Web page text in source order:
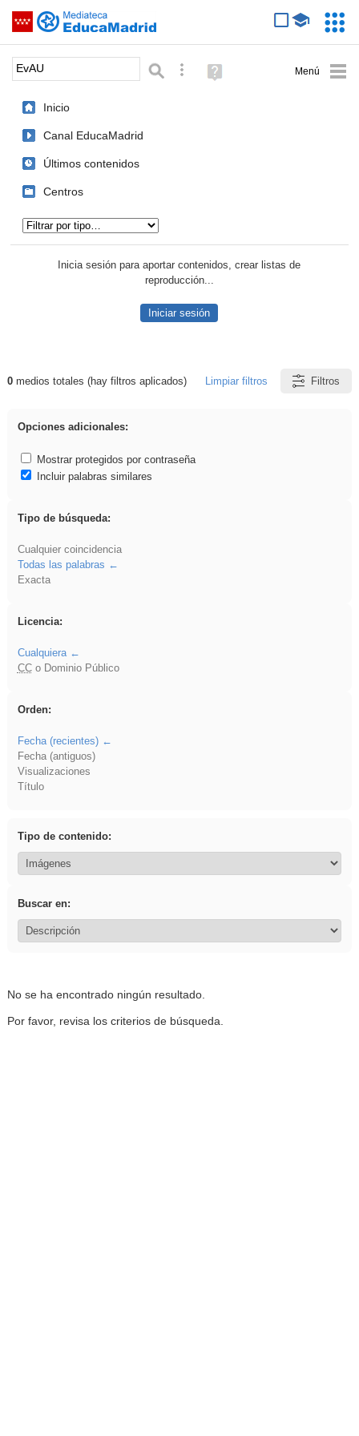
Saltar navegación
Palabra o frase: Búsqueda avanzada
Ayuda
(en
Inicio
Canal EducaMadrid
Últimos contenidos
Centros
Inicia sesión para aportar contenidos, crear listas de
reproducción...
Iniciar sesión
Resultados de: EvAU
0medios totales (hay filtros aplicados) Limpiar filtros Filtros
Opciones adicionales:
Mostrar protegidos por contraseña
Incluir palabras similares
Tipo de búsqueda:
Cualquier coincidencia
Todas las palabras
Exacta
Licencia:
Cualquiera
CCo Dominio Público
Orden:
Fecha (recientes)
Fecha (antiguos)
Visualizaciones
Título
Tipo de contenido:
Buscar en:
No se ha encontrado ningún resultado.
Por favor, revisa los criterios de búsqueda.